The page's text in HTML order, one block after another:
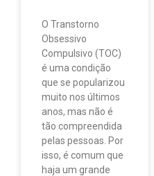
O Transtorno
Obsessivo
Compulsivo (TOC)
é uma condição
que se popularizou
muito nos últimos
anos, mas não é
tão compreendida
pelas pessoas. Por
isso, é comum que
haja um grande